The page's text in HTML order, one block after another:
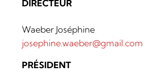
DIRECTEUR
Waeber Joséphine
josephine.waeber@gmail.com
PRÉSIDENT